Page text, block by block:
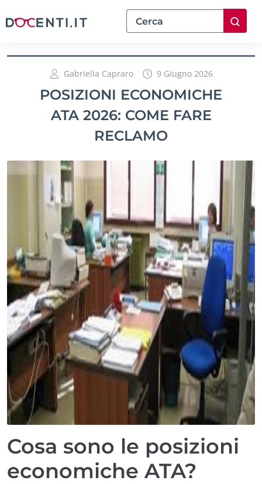
Gabriella Capraro 9 Giugno 2026
POSIZIONI ECONOMICHE
ATA 2026: COME FARE
RECLAMO
Cosa sono le posizioni
economiche ATA?